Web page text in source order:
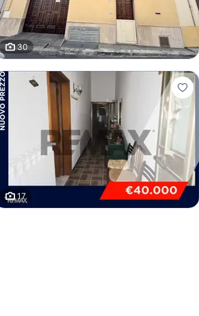
30
17